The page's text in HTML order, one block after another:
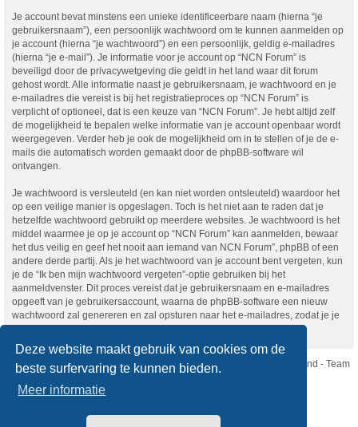
Deze website maakt gebruik van cookies om de
beste surfervaring te kunnen bieden.
Meer informatie
Je account bevat minstens een unieke identificeerbare naam (hierna “je
gebruikersnaam”), een persoonlijk wachtwoord om te kunnen aanmelden op
je account (hierna “je wachtwoord”) en een persoonlijk, geldig e-mailadres
(hierna “je e-mail”). Je informatie voor je account op “NCN Forum” is
beveiligd door de privacywetgeving die geldt in het land waar dit forum
gehost wordt. Alle informatie naast je gebruikersnaam, je wachtwoord en je
e-mailadres die vereist is bij het registratieproces op “NCN Forum” is
verplicht of optioneel, dat is een keuze van “NCN Forum”. Je hebt altijd zelf
de mogelijkheid te bepalen welke informatie van je account openbaar wordt
weergegeven. Verder heb je ook de mogelijkheid om in te stellen of je de e-
mails die automatisch worden gemaakt door de phpBB-software wil
ontvangen.
Je wachtwoord is versleuteld (en kan niet worden ontsleuteld) waardoor het
op een veilige manier is opgeslagen. Toch is het niet aan te raden dat je
hetzelfde wachtwoord gebruikt op meerdere websites. Je wachtwoord is het
middel waarmee je op je account op “NCN Forum” kan aanmelden, bewaar
het dus veilig en geef het nooit aan iemand van NCN Forum”, phpBB of een
andere derde partij. Als je het wachtwoord van je account bent vergeten, kun
je de “Ik ben mijn wachtwoord vergeten”-optie gebruiken bij het
aanmeldvenster. Dit proces vereist dat je gebruikersnaam en e-mailadres
opgeeft van je gebruikersaccount, waarna de phpBB-software een nieuw
wachtwoord zal genereren en zal opsturen naar het e-mailadres, zodat je je
opnieuw kunt aanmelden.
Nikon Club Nederland - Team
Forum
Copyright © Nikon Club Nederland 2023